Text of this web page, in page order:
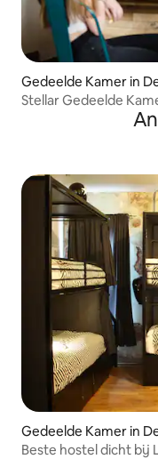
Gedeelde Kamer in
Stellar Gedeelde
Gedeelde Kamer in
Beste hostel dicht bij